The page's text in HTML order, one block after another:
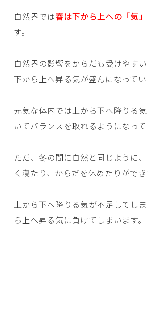
自然界では春は下から上への「気
す。
自然界の影響をからだも受けやす
下から上へ昇る気が盛んになってい
元気な体内では上から下へ降りる
いてバランスを取れるようになって
ただ、冬の間に自然と同じように
く寝たり、からだを休めたりができ
上から下へ降りる気が不足してし
ら上へ昇る気に負けてしまいます。